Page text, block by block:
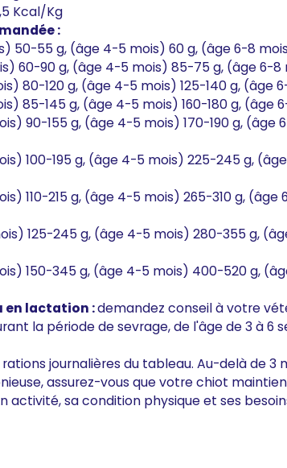
Kcal/Kg
:
50-55 g, (âge 4-5 mois) 60 g, (âge 6-8
60-90 g, (âge 4-5 mois) 85-75 g, (âge 6-
80-120 g, (âge 4-5 mois) 125-140 g, (âge
85-145 g, (âge 4-5 mois) 160-180 g,
90-155 g, (âge 4-5 mois) 170-190 g,
100-195 g, (âge 4-5 mois) 225-245 g,
110-215 g, (âge 4-5 mois) 265-310 g,
125-245 g, (âge 4-5 mois) 280-355 g,
150-345 g, (âge 4-5 mois) 400-520 g,
en lactation :demandez conseil à votre
la période de sevrage, de l'âge de 3 à 6
journalières du tableau. Au-delà de
assurez-vous que votre chiot
activité, sa condition physique et ses